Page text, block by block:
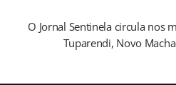
O Jornal Sentinela circula nos
Tuparendi, Novo